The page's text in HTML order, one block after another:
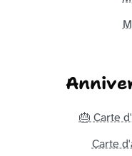
🎂 Carte
Carte